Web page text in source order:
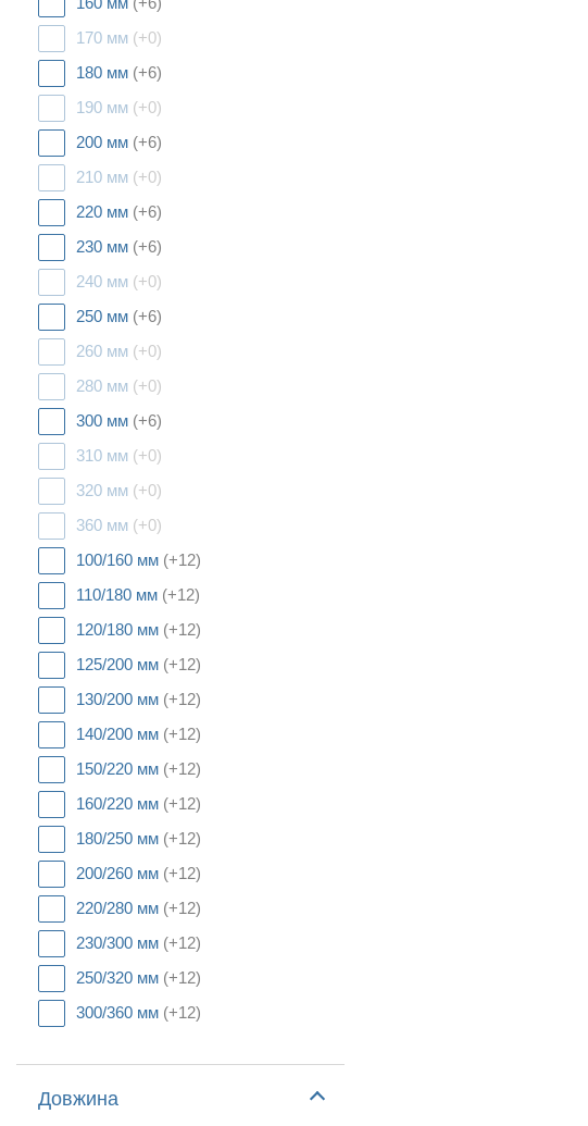
170 мм (+0)
180 мм (+6)
190 мм (+0)
200 мм (+6)
210 мм (+0)
220 мм (+6)
230 мм (+6)
240 мм (+0)
250 мм (+6)
260 мм (+0)
280 мм (+0)
300 мм (+6)
310 мм (+0)
320 мм (+0)
360 мм (+0)
100/160 мм (+12)
110/180 мм (+12)
120/180 мм (+12)
125/200 мм (+12)
130/200 мм (+12)
140/200 мм (+12)
150/220 мм (+12)
160/220 мм (+12)
180/250 мм (+12)
200/260 мм (+12)
220/280 мм (+12)
230/300 мм (+12)
250/320 мм (+12)
300/360 мм (+12)
Довжина